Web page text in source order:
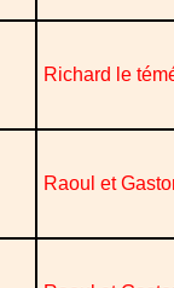
Richard le
Raoul et